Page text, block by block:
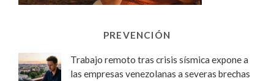
PREVENCIÓN
Trabajo remoto tras crisis sísmica expone a
las empresas venezolanas a severas brechas